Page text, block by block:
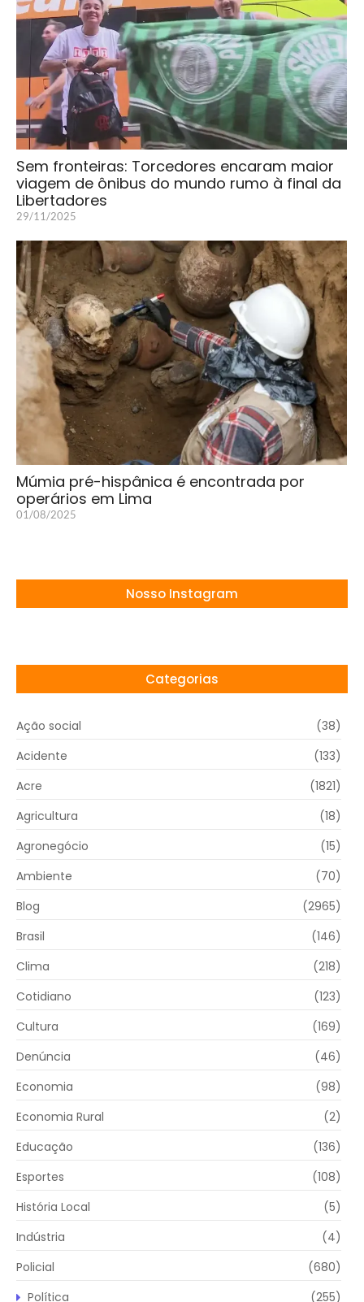
Sem fronteiras: Torcedores encaram maior
viagem de ônibus do mundo rumo à final da
Libertadores
29/11/2025
Múmia pré-hispânica é encontrada por
operários em Lima
01/08/2025
Nosso Instagram
Categorias
Ação social
(38)
Acidente
(133)
Acre
(1821)
Agricultura
(18)
Agronegócio
(15)
Ambiente
(70)
Blog
(2965)
Brasil
(146)
Clima
(218)
Cotidiano
(123)
Cultura
(169)
Denúncia
(46)
Economia
(98)
Economia Rural
(2)
Educação
(136)
Esportes
(108)
História Local
(5)
Indústria
(4)
Policial
(680)
Política
(255)